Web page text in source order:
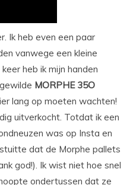
Ik heb even een paar
vanwege een kleine
heb ik mijn handen
MORPHE 35O
lang op moeten wachten!
uitverkocht. Totdat ik een
was op Insta en
dat de Morphe pallets
god!). Ik wist niet hoe snel
ondertussen dat ze